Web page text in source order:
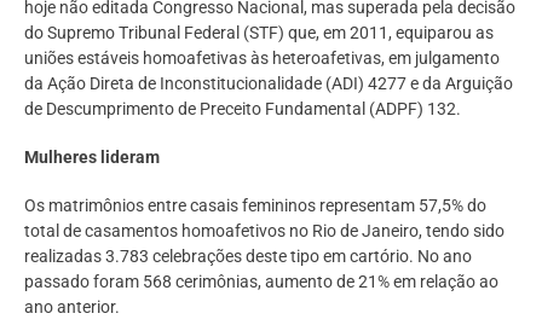
hoje não editada Congresso Nacional, mas superada pela decisão
do Supremo Tribunal Federal (STF) que, em 2011, equiparou as
uniões estáveis homoafetivas às heteroafetivas, em julgamento
da Ação Direta de Inconstitucionalidade (ADI) 4277 e da Arguição
de Descumprimento de Preceito Fundamental (ADPF) 132.
Mulheres lideram
Os matrimônios entre casais femininos representam 57,5% do
total de casamentos homoafetivos no Rio de Janeiro, tendo sido
realizadas 3.783 celebrações deste tipo em cartório. No ano
passado foram 568 cerimônias, aumento de 21% em relação ao
ano anterior.